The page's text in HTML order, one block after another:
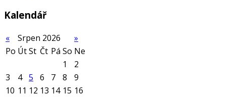
Kalendář
« Srpen 2026
»
Po ÚtSt Čt Pá So Ne
1
2
3
4 5 6 7 8
9
10 11 12 13 14 15 16